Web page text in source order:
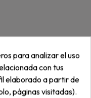
para analizar el uso
con tus
elaborado a partir de
páginas visitadas).